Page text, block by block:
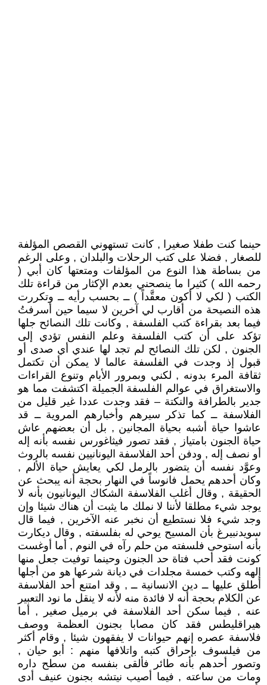
حينما كنت طفلا صغيرا , كانت تستهوني القصص المؤلفة
للصغار , فضلا على كتب الرحلات والبلدان , وعلى الرغم
من بساطة هذا النوع من المؤلفات ومتعتها كان أبي (
رحمه الله ) كثيرا ما ينصحني بعدم الإكثار من قراءة تلك
الكتب ( لكي لا أكون معقَّداً ) ــ بحسب رأيه ــ وتكررت
هذه النصيحة من أقارب لي آخرين لا سيما حين أسرفتُ
فيما بعد بقراءة كتب الفلسفة , وكانت تلك النصائح جلها
تؤكد على أن كتب الفلسفة وعلم النفس تؤدي إلى
الجنون , لكن تلك النصائح لم تجد لها عندي أي صدى أو
قبول إذ وجدت في الفلسفة عالما لا يمكن أن تكتمل
ثقافة المرء بدونه , لكني وبمرور الأيام وتنوع القراءات
والاستغراق في عوالم الفلسفة الجميلة اكتشفت مما هو
جدير بالطرافة والنكتة – فقد وجدت عددا غير قليل من
الفلاسفة ــ كما تذكر سيرهم وأخبارهم المروية ــ قد
عاشوا حياة أشبه بحياة المجانين , بل أن بعضهم عاش
حياة الجنون بامتياز , فقد تصور فيثاغورس نفسه بأنه إله
أو نصف إله , ودفن أحد الفلاسفة اليونانيين نفسه بالروث
وعوَّد نفسه أن يتضور بالرمل لكي يعايش حياة الألم ,
وكان أحدهم يحمل فانوساً في النهار بحجة أنه يبحث عن
الحقيقة , وقال أغلب الفلاسفة الشكاك اليونانيون بأنه لا
يوجد شيء مطلقا لأننا لا نملك ما يثبت أن هناك شيئا وإن
وجد شيء فلا نستطيع أن نخبر عنه الآخرين , فيما قال
سويدنبيرغ بأن المسيح يوحي له بفلسفته , وقال ديكارت
بأنه استوحى فلسفته من حلم رآه في النوم , أما أوغست
كونت فقد أحب فتاة حد الجنون وحينما توفيت جعل منها
إلهه وكتب خمسة مجلدات في ديانة شرعها هو من أجلها
أطلق عليها ــ دين الانسانية ــ , وقد امتنع أحد الفلاسفة
عن الكلام بحجة أنه لا فائدة منه لأنه لا ينقل ما نود التعبير
عنه , فيما سكن أحد الفلاسفة في برميل صغير , أما
هيراقليطس فقد كان مصابا بجنون العظمة ووصف
فلاسفة عصره إنهم حيوانات لا يفقهون شيئا , وقام أكثر
من فيلسوف بإحراق كتبه واتلافها منهم : أبو حيان ,
وتصور أحدهم بأنه طائر فألقى بنفسه من سطح داره
ومات من ساعته , فيما أصيب نيتشه بجنون عنيف أدى